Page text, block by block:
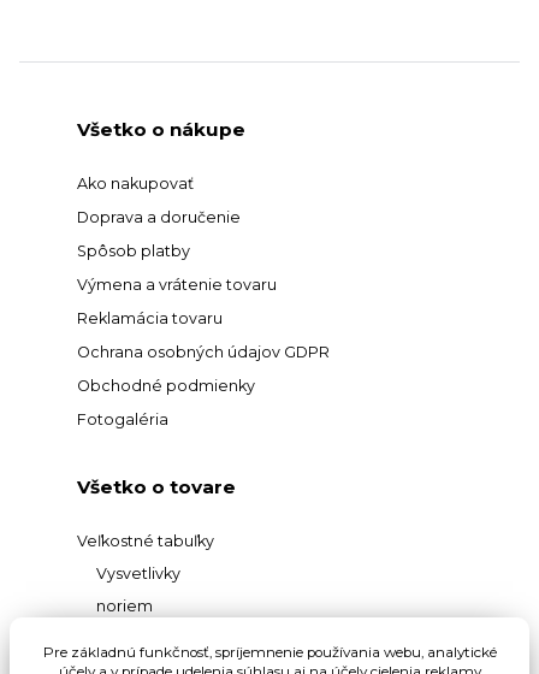
Všetko o nákupe
Ako nakupovať
Doprava a doručenie
Spôsob platby
Výmena a vrátenie tovaru
Reklamácia tovaru
Ochrana osobných údajov GDPR
Obchodné podmienky
Fotogaléria
Všetko o tovare
Veľkostné tabuľky
Vysvetlivky
noriem
Pre základnú funkčnosť, spríjemnenie používania webu, analytické